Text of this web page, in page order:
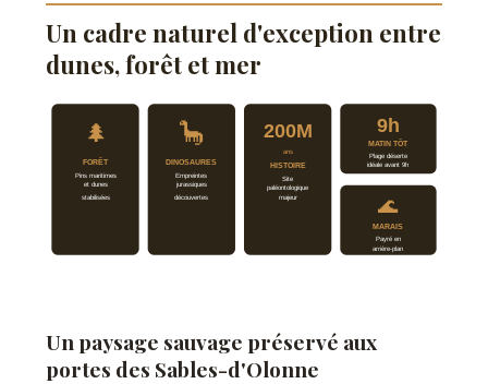
Un cadre naturel d'exception entre
dunes, forêt et mer
🌲
FORÊT
Pins maritimes
et dunes
stabilisées
🦕
DINOSAURES
Empreintes
jurassiques
découvertes
200M
ans
HISTOIRE
Site
paléontologique
majeur
9h
MATIN TÔT
Plage déserte
idéale avant 9h
🌊
MARAIS
Payré en
arrière-plan
Un paysage sauvage préservé aux
portes des Sables-d'Olonne